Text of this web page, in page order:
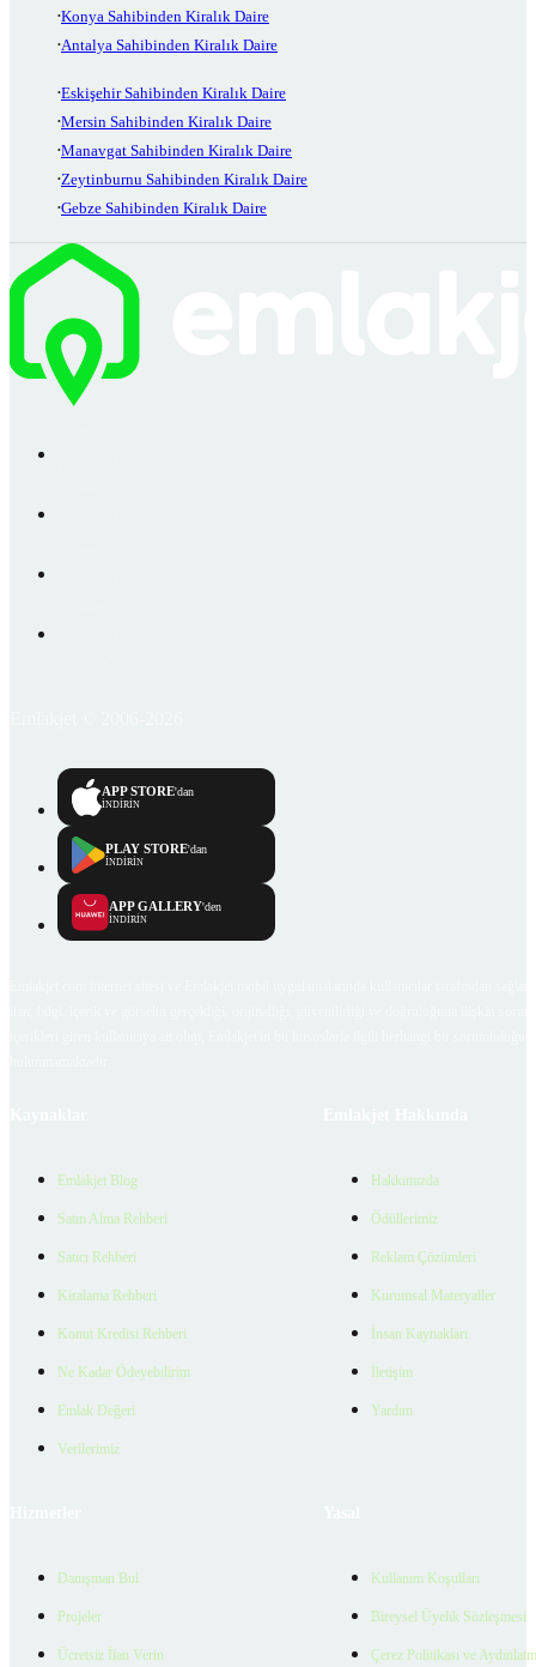
Konya Sahibinden Kiralık Daire
Antalya Sahibinden Kiralık Daire
Eskişehir Sahibinden Kiralık Daire
Mersin Sahibinden Kiralık Daire
Manavgat Sahibinden Kiralık Daire
Zeytinburnu Sahibinden Kiralık Daire
Gebze Sahibinden Kiralık Daire
APP STORE'dan
İNDİRİN
PLAY STORE'dan
İNDİRİN
APP GALLERY'den
İNDİRİN
Emlakjet Blog
Satın Alma Rehberi
Satıcı Rehberi
Kiralama Rehberi
Konut Kredisi Rehberi
Ne Kadar Ödeyebilirim
Emlak Değeri
Verilerimiz
Hakkımızda
Ödüllerimiz
Reklam Çözümleri
Kurumsal Materyaller
İnsan Kaynakları
İletişim
Yardım
Danışman Bul
Projeler
Ücretsiz İlan Verin
Kullanım Koşulları
Bireysel Üyelik Sözleşmesi
Çerez Politikası ve